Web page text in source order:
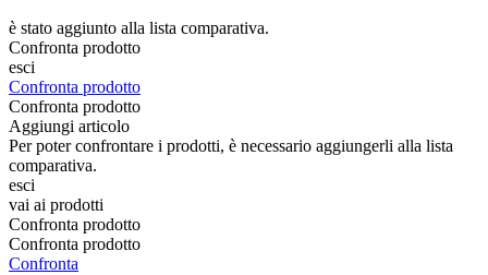
è stato aggiunto alla lista comparativa.
Confronta prodotto
esci
Confronta prodotto
Confronta prodotto
Aggiungi articolo
Per poter confrontare i prodotti, è necessario aggiungerli alla lista
comparativa.
esci
vai ai prodotti
Confronta prodotto
Confronta prodotto
Confronta